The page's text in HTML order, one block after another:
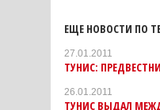
ЕЩЕ НОВОСТИ ПО
27.01.2011
ТУНИС:
26.01.2011
ТУНИС ВЫДАЛ